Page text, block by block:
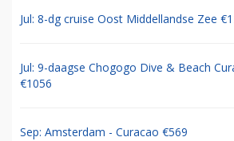
Jul: 8-dg cruise Oost Middellandse Zee
Jul: 9-daagse Chogogo Dive & Beach
€1056
Sep: Amsterdam - Curacao €569